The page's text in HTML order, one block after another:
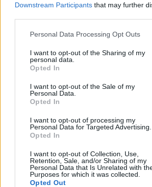
Downstream Participants that may further
Personal Data Processing Opt Outs
I want to opt-out of the Sharing of my
personal data.
Opted In
I want to opt-out of the Sale of my
Personal Data.
Opted In
I want to opt-out of processing my
Personal Data for Targeted Advertising.
Opted In
I want to opt-out of Collection, Use,
Retention, Sale, and/or Sharing of my
Personal Data that Is Unrelated with
Purposes for which it was collected.
Opted Out
A McDonald's kínai és hongkongi
részét a CITIC és a Carlyle Group
a Carlyle 28 százalékos részt kap, a
százalékot tart meg. Az eladással a cél
a hálózatot és a meglévő éttermekben
KEDVES OLVASÓNK!
A keresett cikk a portfolio.hu
tartozik, melynek olvasása előfizetéses
regisztrációhoz kötött.
Az előfizetés a következőket
Portfolio.hu teljes cikkarchívum